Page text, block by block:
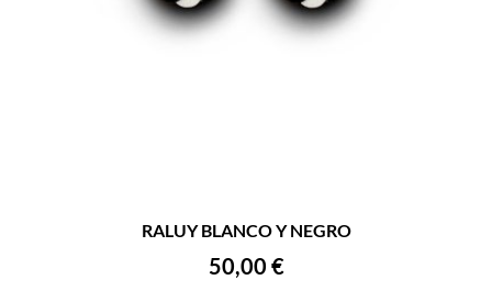
RALUY BLANCO Y NEGRO
50,00 €